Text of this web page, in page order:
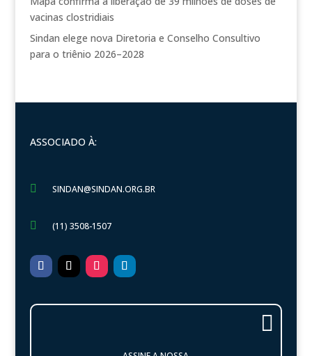
vacinas clostridiais
Sindan elege nova Diretoria e Conselho Consultivo
para o triênio 2026–2028
ASSOCIADO À:
 SINDAN@SINDAN.ORG.BR
 (11) 3508-1507
